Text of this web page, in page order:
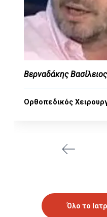
Βερναδάκης Βασίλειος
Oρθοπεδικός
Όλο το